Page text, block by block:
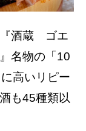
『酒蔵 ゴエ
名物の「10
高いリピー
も45種類以